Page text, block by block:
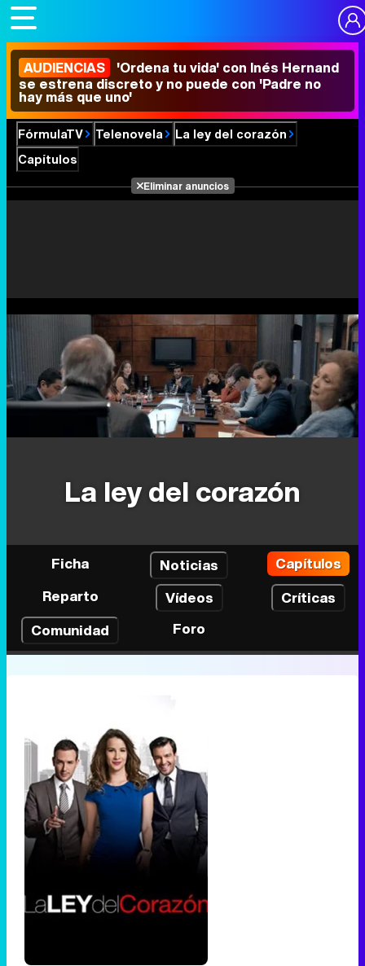
AUDIENCIAS 'Ordena tu vida' con Inés Hernand
se estrena discreto y no puede con 'Padre no
hay más que uno'
FórmulaTV Telenovela
La ley del corazón
Capítulos
Eliminar anuncios
La ley del corazón
Ficha Noticias
Capítulos
Reparto
Vídeos
Críticas
Comunidad
Foro